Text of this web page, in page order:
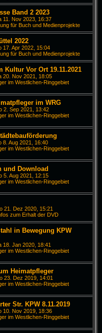
Band 2 2023
11. Nov 2023, 16:37
für Buch und Medienprojekte
2022
17. Apr 2022, 15:04
für Buch und Medienprojekte
Kultur Vor Ort 19.11.2021
20. Nov 2021, 18:05
im Westlichen-Ringgebiet
im WRG
2. Sep 2021, 13:42
im Westlichen-Ringgebiet
8. Aug 2021, 16:40
im Westlichen-Ringgebiet
und Download
5. Aug 2021, 12:15
im Westlichen-Ringgebiet
21. Dez 2020, 15:21
zum Erhalt der DVD
in Bewegung KPW
18. Jan 2020, 18:41
im Westlichen-Ringgebiet
Heimatpfleger
23. Dez 2019, 14:01
im Westlichen-Ringgebiet
Str. KPW 8.11.2019
10. Nov 2019, 18:36
im Westlichen-Ringgebiet